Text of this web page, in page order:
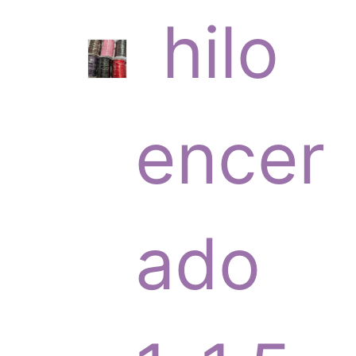
6
p
r
hilo
encer
ado